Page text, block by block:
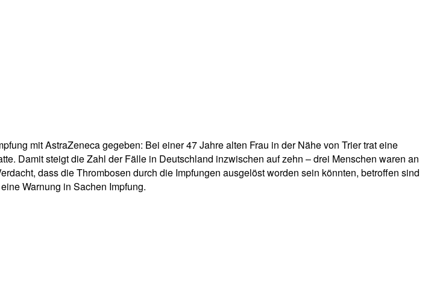
mit AstraZeneca gegeben: Bei einer 47 Jahre alten Frau in der Nähe von Trier trat eine
Damit steigt die Zahl der Fälle in Deutschland inzwischen auf zehn – drei Menschen waren an
dass die Thrombosen durch die Impfungen ausgelöst worden sein könnten, betroffen sind
Warnung in Sachen Impfung.